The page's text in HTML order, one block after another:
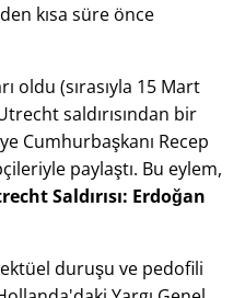
kısa süre önce
oldu (sırasıyla 15 Mart
saldırısından bir
Cumhurbaşkanı Recep
paylaştı. Bu eylem,
Saldırısı: Erdoğan
duruşu ve pedofili